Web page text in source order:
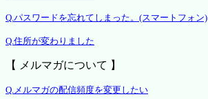
Q.パスワードを忘れてしまった。(スマートフォン)
Q.住所が変わりました
【 メルマガについて 】
Q.メルマガの配信頻度を変更したい